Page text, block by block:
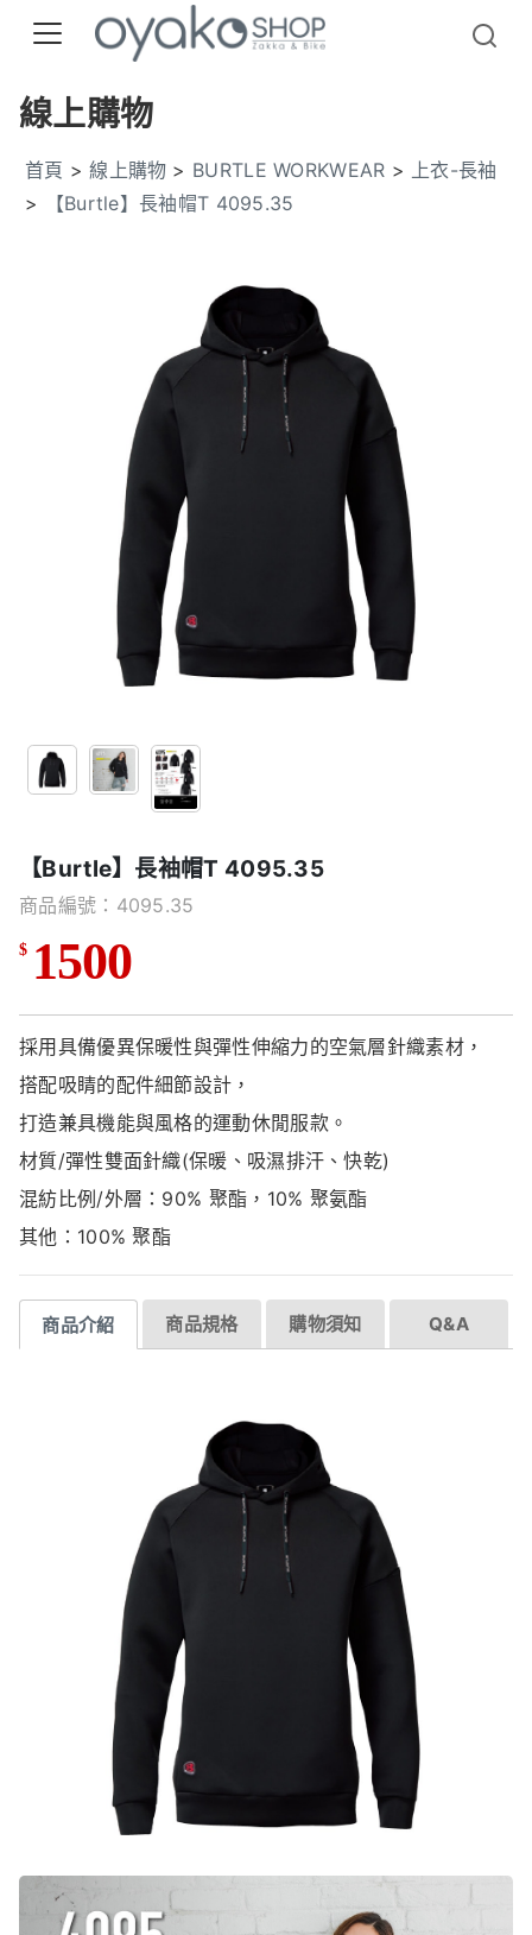
線上購物
首頁 >線上購物 > BURTLE WORKWEAR > 上衣-長袖
>
【Burtle】長袖帽T 4095.35
【Burtle】長袖帽T 4095.35
商品編號：4095.35
$ 1500
採用具備優異保暖性與彈性伸縮力的空氣層針織素材，
搭配吸睛的配件細節設計，
打造兼具機能與風格的運動休閒服款。
材質/彈性雙面針織(保暖、吸濕排汗、快乾)
混紡比例/外層：90% 聚酯，10% 聚氨酯
其他：100% 聚酯
商品介紹 商品規格 購物須知 Q&A